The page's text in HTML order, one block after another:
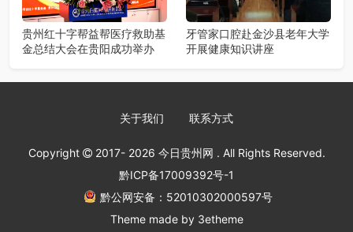
贵州红十字帮益帮医疗救助基
金总结大会在贵阳成功举办
牙管家口腔赴金沙县老年大学
开展健康知识讲座
关于我们 联系方式
Copyright 2017- 2026 今日贵州网 . All Rights Reserved.
黔ICP备17009392号-1
黔公网安备：52010302000597号
Theme made by 3etheme